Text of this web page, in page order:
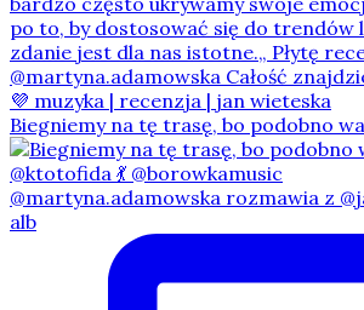
Biegniemy na tę trasę, bo podobno
@martyna.adamowska rozmawia z
alb